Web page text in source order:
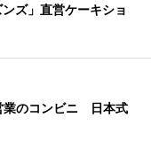
ズ」直営ケーキショ
業のコンビニ 日本式